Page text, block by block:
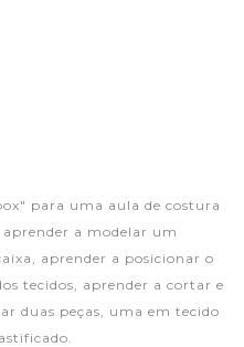
para uma aula de costura
a modelar um
aprender a posicionar o
tecidos, aprender a cortar e
duas peças, uma em tecido